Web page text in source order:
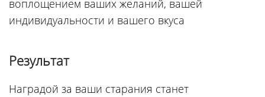
воплощением ваших желаний, вашей
индивидуальности и вашего вкуса
Результат
Наградой за ваши старания станет